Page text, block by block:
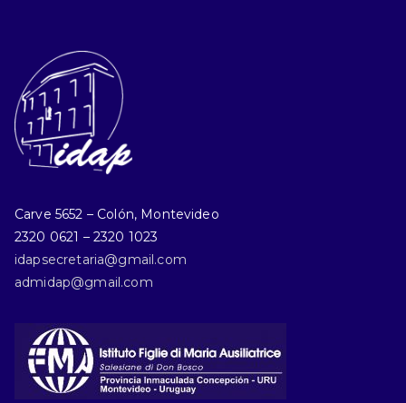
Carve 5652 – Colón, Montevideo
2320 0621 – 2320 1023
idapsecretaria@gmail.com
admidap@gmail.com